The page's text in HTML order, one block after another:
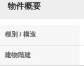
物件概要
種別 / 構造
建物階建